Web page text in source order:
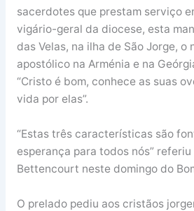
sacerdotes que prestam serviço
vigário-geral da diocese, esta
das Velas, na ilha de São Jorge, o
apostólico na Arménia e na
“Cristo é bom, conhece as suas
vida por elas”.
“Estas três características são
esperança para todos nós” referiu
Bettencourt neste domingo do
O prelado pediu aos cristãos